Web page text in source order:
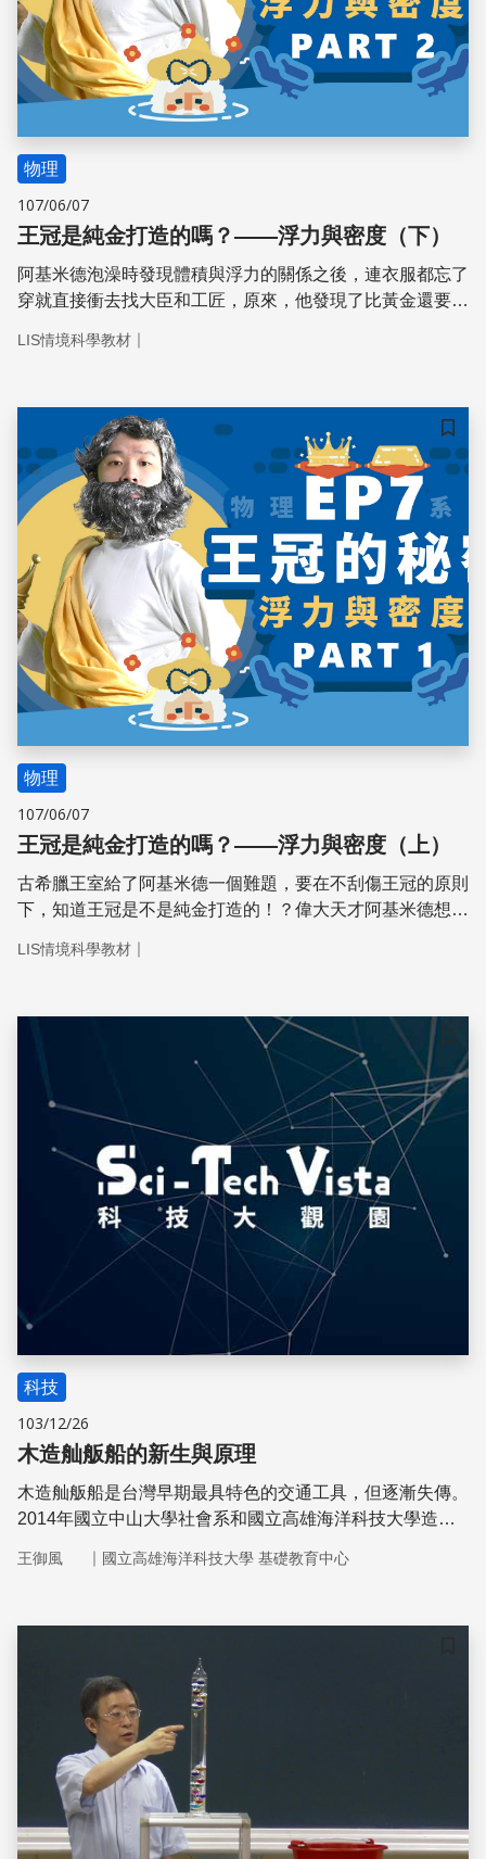
物理
107/06/07
王冠是純金打造的嗎？——浮力與密度（下）
阿基米德泡澡時發現體積與浮力的關係之後，連衣服都忘了
穿就直接衝去找大臣和工匠，原來，他發現了比黃金還要貴
的液體重。」
LIS情境科學教材 ｜
儲存
物理
107/06/07
王冠是純金打造的嗎？——浮力與密度（上）
古希臘王室給了阿基米德一個難題，要在不刮傷王冠的原則
下，知道王冠是不是純金打造的！？偉大天才阿基米德想
積，就能得到答案。只是王冠體積實在有夠難算的，阿基米
想到了解決辦法！
LIS情境科學教材 ｜
儲存
科技
103/12/26
木造舢舨船的新生與原理
木造舢舨船是台灣早期最具特色的交通工具，但逐漸失傳。
2014年國立中山大學社會系和國立高雄海洋科技大學造船
程，傳授學生木船施工的技術，除了記錄旗津船舶歷史與共
科學原理與傳統技藝
王御風 ｜ 國立高雄海洋科技大學 基礎教育中心